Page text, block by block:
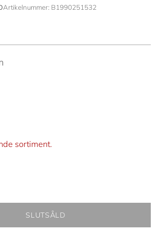
Artikelnummer: B1990251532
sortiment.
SLUTSÅLD